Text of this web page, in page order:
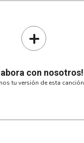
+
con nosotros!
tu versión de esta canción